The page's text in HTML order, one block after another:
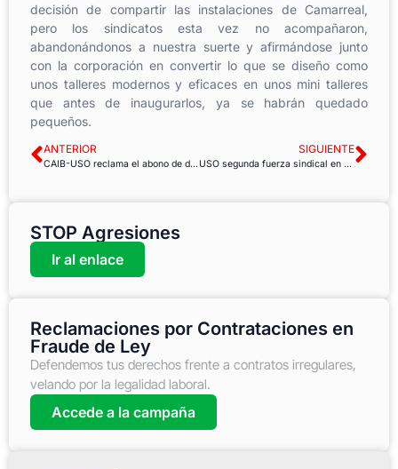
decisión de compartir las instalaciones de Camarreal,
pero los sindicatos esta vez no acompañaron,
abandonándonos a nuestra suerte y afirmándose junto
con la corporación en convertir lo que se diseño como
unos talleres modernos y eficaces en unos mini talleres
que antes de inaugurarlos, ya se habrán quedado
pequeños.
ANTERIOR
CAIB-USO reclama el abono de dos días de salario para el personal laboral auxiliar técnico educativo fijo-discontinuo
SIGUIENTE
USO segunda fuerza sindical en el Hospital de Begoña
STOP Agresiones
Ir al enlace
Reclamaciones por Contrataciones en
Fraude de Ley
Defendemos tus derechos frente a contratos irregulares,
velando por la legalidad laboral.
Accede a la campaña